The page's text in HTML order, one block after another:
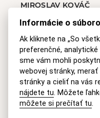
MIROSLAV KOVÁČ
Informácie o
Ak kliknete na „So
preferenčné,
sme vám mohli
webovej stránky,
stránky a cieliť na vás
nájdete tu. Môžete
môžete si prečítať tu.